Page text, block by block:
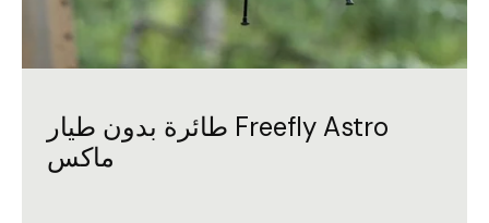
طائرة بدون طيار Freefly Astro
ماكس